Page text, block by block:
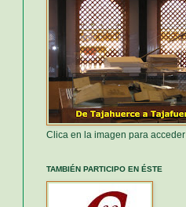
Clica en la imagen para acceder
TAMBIÉN PARTICIPO EN ÉSTE